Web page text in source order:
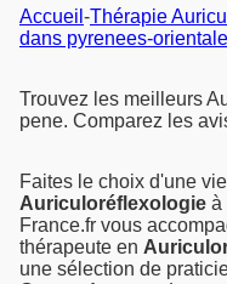
Accueil -Thérapie
dans pyrenees-
Trouvez les meilleurs
pene. Comparez les
Faites le choix d'une
Auriculoréflexologie à
France.fr vous
thérapeute en
une sélection de